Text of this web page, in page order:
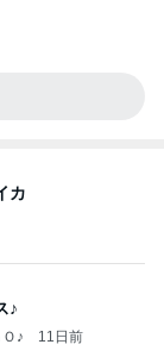
カ
♪
♪ 11日前